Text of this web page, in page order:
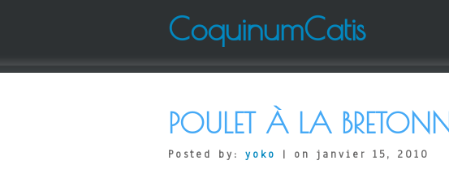
CoquinumCatis
POULET À LA
Posted by: yoko | on janvier 15, 2010